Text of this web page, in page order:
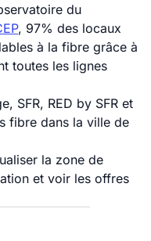
du
, 97% des locaux
à la fibre grâce à
toutes les lignes
SFR, RED by SFR et
fibre dans la ville de
la zone de
et voir les offres